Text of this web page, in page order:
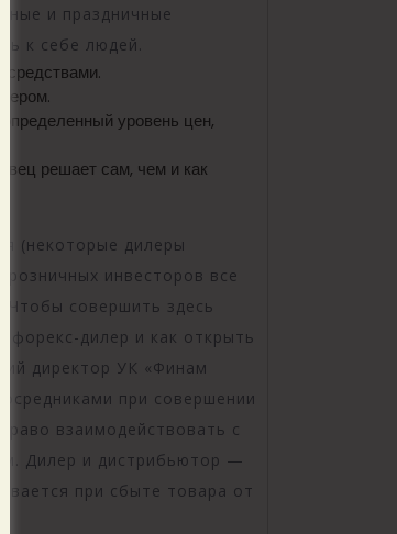
и праздничные
к себе людей.
средствами.
уровень цен,
решает сам, чем и как
(некоторые дилеры
инвесторов все
Чтобы совершить здесь
форекс-дилер и как открыть
директор УК «Финам
при совершении
взаимодействовать с
Дилер и дистрибьютор —
при сбыте товара от